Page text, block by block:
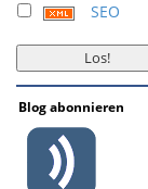
SEO
Blog abonnieren